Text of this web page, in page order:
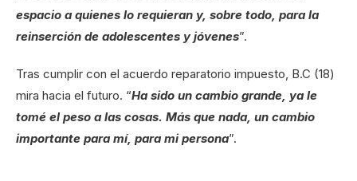
espacio a quienes lo requieran y, sobre todo, para la
reinserción de adolescentes y jóvenes”.
Tras cumplir con el acuerdo reparatorio impuesto, B.C (18)
mira hacia el futuro. “Ha sido un cambio grande, ya le
tomé el peso a las cosas. Más que nada, un cambio
importante para mí, para mi persona”.